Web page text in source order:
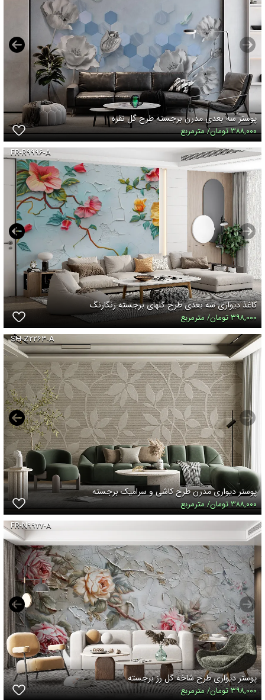
پوستر سه بعدی مدرن برجسته طرح گل نقره
۳۸۸,۰۰۰ تومان/ مترمربع
FR-R۹۹۹۶-A
کاغذ دیواری سه بعدی طرح گلهای برجسته رنگارنگ
۳۹۸,۰۰۰ تومان/ مترمربع
SH-Z۲۲۶۳-A
پوستر دیواری مدرن طرح کاشی و سرامیک برجسته
۳۸۸,۰۰۰ تومان/ مترمربع
FR-N۹۹۷۷-A
پوستر دیواری طرح شاخه گل رز برجسته
۳۹۸,۰۰۰ تومان/ مترمربع